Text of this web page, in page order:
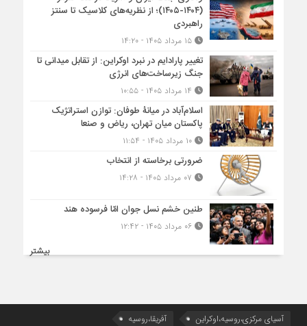
(۱۴۰۴-۱۴۰۵)؛ از نظریه‌های کلاسیک تا سنتز
راهبردی
۱۵ مرداد ۱۴۰۵ - ۱۴:۲۰
تغییر پارادایم در نبرد اوکراین: از تقابل میدانی تا
جنگ زیرساخت‌های انرژی
اسلام‌آباد در میانۀ طوفان: توازن استراتژیک
پاکستان میان تهران، ریاض و صنعا
۱۰ مرداد ۱۴۰۵ - ۱۱:۵۴
ضرورتی برخاسته از انتخاب
طنین خشم نسل جوان امّا فرسوده هند
۰۶ مرداد ۱۴۰۵ - ۱۲:۴۲
بیشتر
آسیای مرکزی،روسیه،اوکراین
آفریقا،روسیه